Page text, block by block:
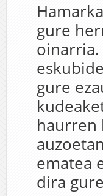
gure
gure
haurren
ematea
dira